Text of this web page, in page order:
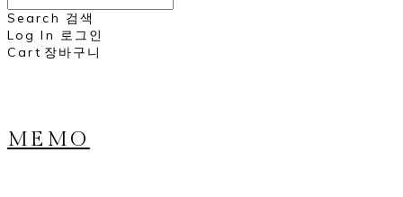
Search 검색
Log In 로그인
Cart 장바구니
MEMO